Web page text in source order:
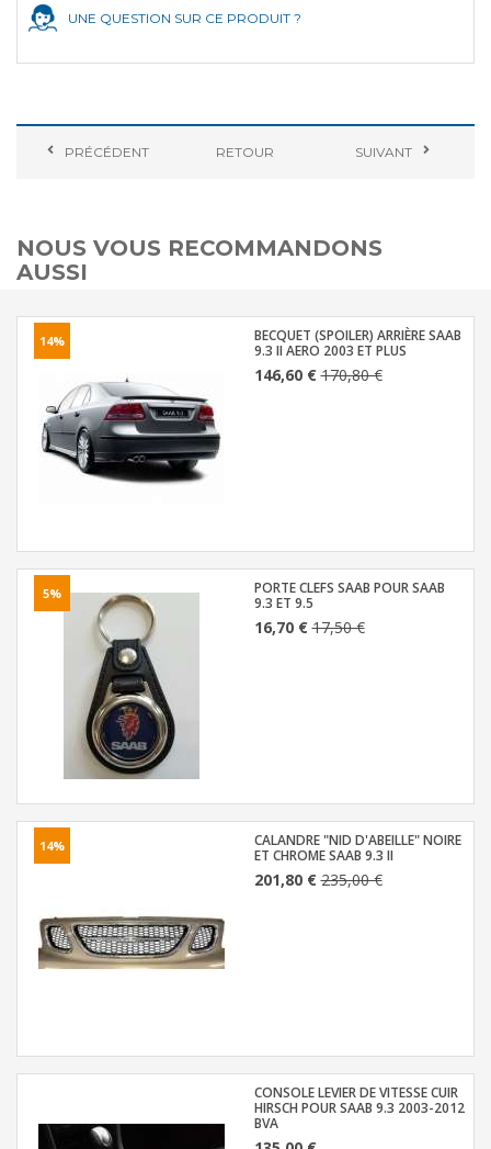
UNE QUESTION SUR CE PRODUIT ?
PRÉCÉDENT RETOUR SUIVANT
NOUS VOUS RECOMMANDONS
AUSSI
14%
BECQUET (SPOILER) ARRIÈRE SAAB
9.3 II AERO 2003 ET PLUS
146,60 €170,80 €
5%
PORTE CLEFS SAAB POUR SAAB
9.3 ET 9.5
16,70 €17,50 €
14%
CALANDRE "NID D'ABEILLE" NOIRE
ET CHROME SAAB 9.3 II
201,80 €235,00 €
CONSOLE LEVIER DE VITESSE CUIR
HIRSCH POUR SAAB 9.3 2003-2012
BVA